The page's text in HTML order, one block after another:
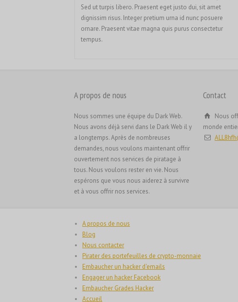
Sed ut turpis libero. Praesent eget justo dui, sit amet
dignissim risus. Integer pretium urna id nunc posuere
ornare. Praesent vitae magna quis purus consectetur
tempus.
A propos de nous
Nous sommes une équipe du Dark Web.
Nous avons déjà servi dans le Dark Web il y
a longtemps. Après de nombreuses
demandes, nous voulons maintenant offrir
ouvertement nos services de piratage à
tous. Nous voulons rester en vie. Nous
espérons que vous nous aiderez à survivre
et à vous offrir nos services.
Contact
Nous
monde
A propos de nous
Blog
Nous contacter
Pirater des portefeuilles de crypto-monnaie
Embaucher un hacker d'emails
Engager un hacker Facebook
Embaucher Grades Hacker
Accueil